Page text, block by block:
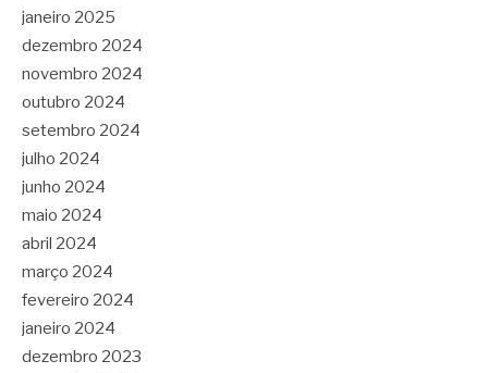
janeiro 2025
dezembro 2024
novembro 2024
outubro 2024
setembro 2024
julho 2024
junho 2024
maio 2024
abril 2024
março 2024
fevereiro 2024
janeiro 2024
dezembro 2023